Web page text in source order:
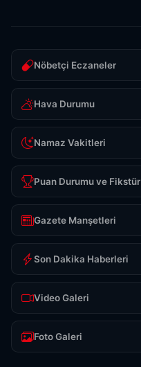
Nöbetçi Eczaneler
Hava Durumu
Namaz Vakitleri
Puan Durumu ve Fikstür
Gazete Manşetleri
Son Dakika Haberleri
Video Galeri
Foto Galeri